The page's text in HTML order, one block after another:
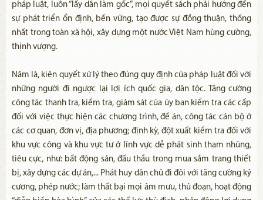
pháp luật, luôn “lấy dân làm gốc”, mọi quyết sách phải hướng đến
sự phát triển ổn định, bền vững, tạo được sự đồng thuận, thống
nhất trong toàn xã hội, xây dựng một nước Việt Nam hùng cường,
thịnh vượng.
Năm là, kiên quyết xử lý theo đúng quy định của pháp luật đối với
những người đi ngược lại lợi ích quốc gia, dân tộc. Tăng cường
công tác thanh tra, kiểm tra, giám sát của ủy ban kiểm tra các cấp
đối với việc thực hiện các chương trình, đề án, công tác cán bộ ở
các cơ quan, đơn vị, địa phương; định kỳ, đột xuất kiểm tra đối với
khu vực công và khu vực tư ở lĩnh vực dễ phát sinh tham nhũng,
tiêu cực, như: bất động sản, đấu thầu trong mua sắm trang thiết
bị, xây dựng các dự án,... Phát huy dân chủ đi đôi với tăng cường kỷ
cương, phép nước; làm thất bại mọi âm mưu, thủ đoạn, hoạt động